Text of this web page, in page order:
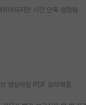
야되지만 시간 단축 엄청됨
영상이랑 PDF 요약해줌.